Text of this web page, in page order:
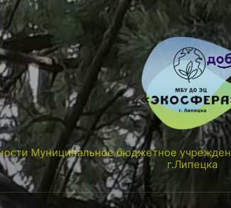
Муниципальное бюджетное
г.Липецка